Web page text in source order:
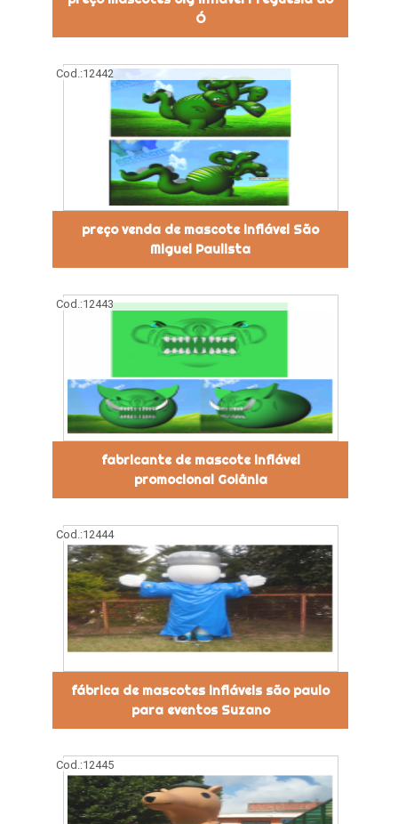
Ó
Cod.:12442
preço venda de mascote inflável São
Miguel Paulista
Cod.:12443
fabricante de mascote inflável
promocional Goiânia
Cod.:12444
fábrica de mascotes infláveis são paulo
para eventos Suzano
Cod.:12445